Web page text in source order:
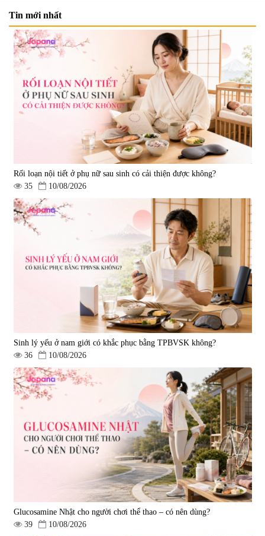
Nước uống đẹp da Collagen
20000mg Plus (Hộp 10 chai x
50ml)
789.120
1.200.000 đ
Nước uống Collagen Kaza Rose
Lady 5000mg (Hộp 10 chai x
50ml)
|67.440
950.000 đ
Nước uống Collagen Shinnippai
Top 5.000mg (Hộp 10 chai x
693.000 đ
Tin mới nhất
Rối loạn nội tiết ở phụ nữ sau sinh có cải thiện được không?
35
10/08/2026
Sinh lý yếu ở nam giới có khắc phục bằng TPBVSK không?
36
10/08/2026
Glucosamine Nhật cho người chơi thể thao – có nên dùng?
39
10/08/2026